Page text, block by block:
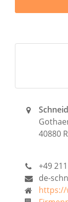
40880
+49
de-
https://